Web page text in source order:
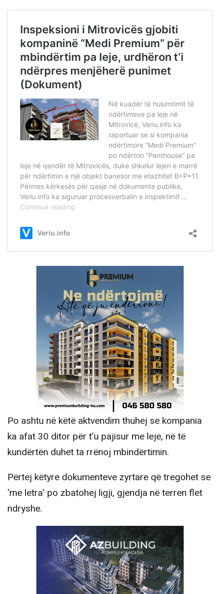
Po ashtu në këtë aktvendim thuhej se kompania
ka afat 30 ditor për t’u pajisur me leje, në të
kundërtën duhet ta rrënoj mbindërtimin.
Përtej këtyre dokumenteve zyrtare që tregohet se
‘me letra’ po zbatohej ligji, gjendja në terren flet
ndryshe.